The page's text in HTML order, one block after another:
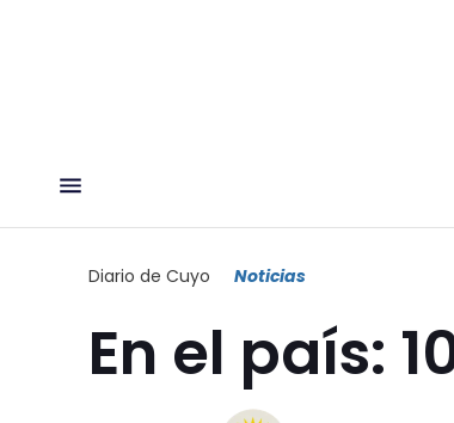
Diario de Cuyo Noticias
En el país: